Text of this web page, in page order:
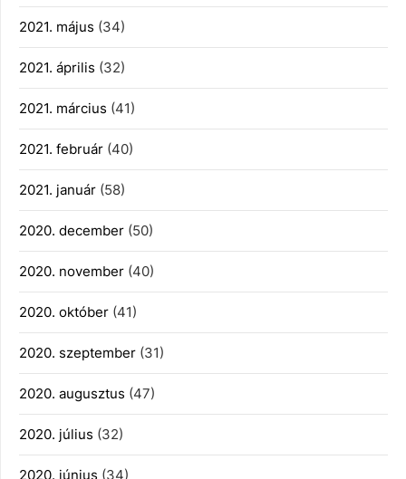
2021. május (34)
2021. április (32)
2021. március (41)
2021. február (40)
2021. január (58)
2020. december (50)
2020. november (40)
2020. október (41)
2020. szeptember (31)
2020. augusztus (47)
2020. július (32)
2020. június (34)